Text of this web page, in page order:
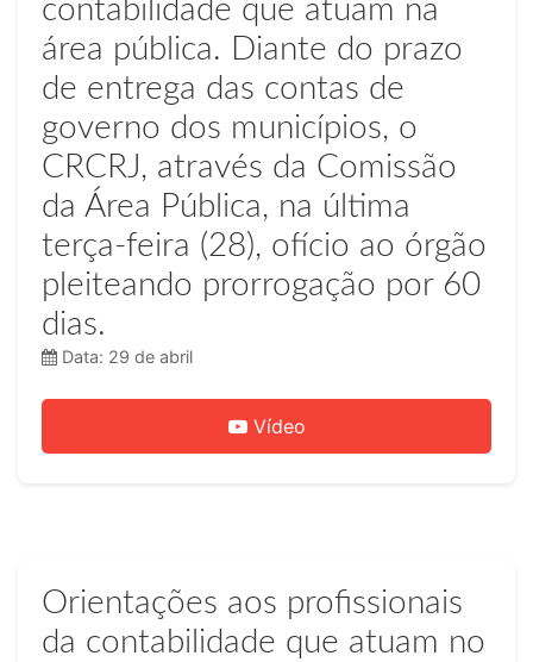
contabilidade que atuam na
área pública. Diante do prazo
de entrega das contas de
governo dos municípios, o
CRCRJ, através da Comissão
da Área Pública, na última
terça-feira (28), ofício ao órgão
pleiteando prorrogação por 60
dias.
Data: 29 de abril
Vídeo
Orientações aos profissionais
da contabilidade que atuam no